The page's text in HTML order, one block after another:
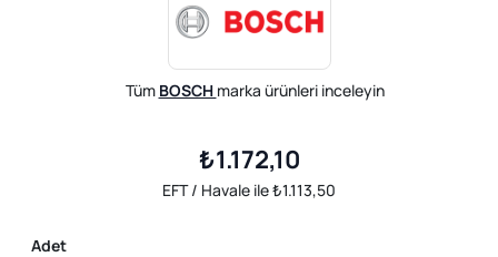
Tüm BOSCH marka ürünleri inceleyin
₺1.172,10
EFT / Havale ile ₺1.113,50
Adet